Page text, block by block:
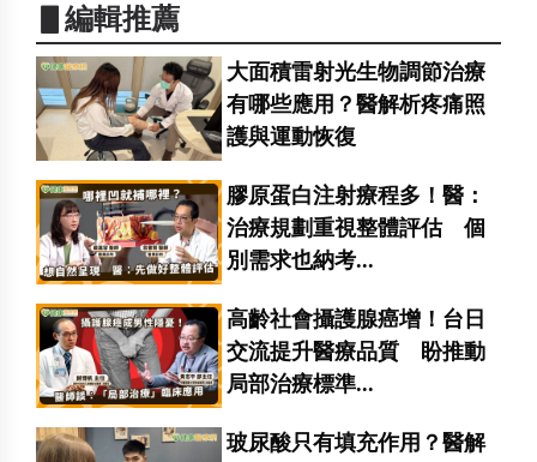
▋編輯推薦
大面積雷射光生物調節治療
有哪些應用？醫解析疼痛照
護與運動恢復
膠原蛋白注射療程多！醫：
治療規劃重視整體評估 個
別需求也納考...
高齡社會攝護腺癌增！台日
交流提升醫療品質 盼推動
局部治療標準...
玻尿酸只有填充作用？醫解